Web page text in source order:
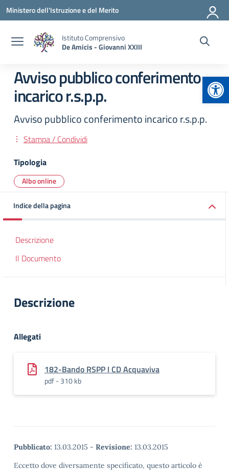
Vai ai contenuti
Vai al menu di navigazione
Vai al footer
Ministero dell'Istruzione e del Merito
Istituto Comprensivo
De Amicis - Giovanni XXIII
Avviso pubblico conferimento
incarico r.s.p.p.
Avviso pubblico conferimento incarico r.s.p.p.
Stampa / Condividi
Tipologia
Albo online
Indice della pagina
Descrizione
Il Documento
Descrizione
Allegati
182-Bando RSPP I CD Acquaviva
pdf - 310 kb
Pubblicato: 13.03.2015 - Revisione: 13.03.2015
Eccetto dove diversamente specificato, questo articolo è